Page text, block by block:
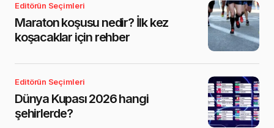
Editörün Seçimleri
Maraton koşusu nedir? İlk kez
koşacaklar için rehber
Editörün Seçimleri
Dünya Kupası 2026 hangi
şehirlerde?